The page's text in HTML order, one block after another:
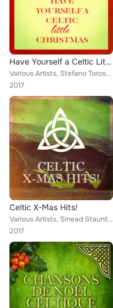
Have Yourself a Celtic Little Christmas
Various Artists, Stefano Torossi, Mariano De Simone, The Celtic Christmas Collective, Danny McCarthy, The Alastar Folks, Jean-Yv...
2017
Celtic X-Mas Hits!
Various Artists, Sinead Staunton, Eileen Kelly, Laura Kielty, Christie McCarthy, Cara Molony, Rosalin Flanagan, Brendan Graham, ...
2017